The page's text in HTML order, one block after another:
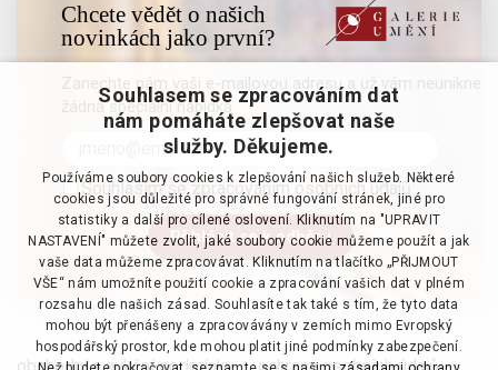
Chcete vědět o našich
novinkách jako první?
Zanechte nám vaši e-mailovou adresu a už vám neunikne
žádná speciální nabídka
Souhlasím se zpracováním osobních údajů
Souhlasem se zpracováním dat
nám pomáháte zlepšovat naše
služby. Děkujeme.
Používáme soubory cookies k zlepšování našich služeb. Některé
cookies jsou důležité pro správné fungování stránek, jiné pro
statistiky a další pro cílené oslovení. Kliknutím na "UPRAVIT
NASTAVENÍ" můžete zvolit, jaké soubory cookie můžeme použít a jak
vaše data můžeme zpracovávat. Kliknutím na tlačítko „PŘIJMOUT
VŠE“ nám umožníte použití cookie a zpracování vašich dat v plném
rozsahu dle našich zásad. Souhlasíte tak také s tím, že tyto data
mohou být přenášeny a zpracovávány v zemích mimo Evropský
hospodářský prostor, kde mohou platit jiné podmínky zabezpečení.